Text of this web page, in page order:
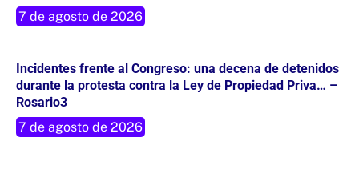
7 de agosto de 2026
Incidentes frente al Congreso: una decena de detenidos
durante la protesta contra la Ley de Propiedad Priva… –
Rosario3
7 de agosto de 2026